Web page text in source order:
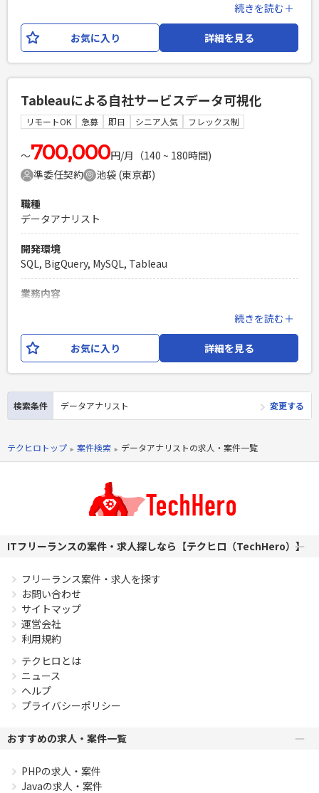
テクヒロトップ 案件検索 データアナリストの求人・案件一覧
ンスの分解と可視化を行い、 データ分析の実行まで一貫して
遂行します。 【業務内容】 ・BIツールを使用し集計、分析、
考察 ・KPIを設計 ・分析結果や考察内容を資料化 ・分析内容
するツール/言語】 Tableau・SQL
必須スキル
・SQLを使ったデータ集計経験（2年以上） ・分析に関わる業
務経験（1年以上）
PHPを用いたWebサービスの開発経験4年以上
Laravelを用いた開発経験1年以上
エンジニア複数人のチームでの開発経験
続きを読む＋
お気に入り 詳細を見る
Tableauによる自社サービスデータ可視化
リモートOK 急募 即日 シニア人気 フレックス制
〜700,000円/月（140 ~ 180時間)
準委任契約
池袋 (東京都)
職種
データアナリスト
開発環境
SQL, BigQuery, MySQL, Tableau
業務内容
ご担当いただけます。 ・Tableauによるデータの見える化
（レポーティング・KPIダッシュボード作成） ・SQLを用いた
大規模データベースのデータハンドリングや分析環境の整備
分析オペレーション改善、社内へのナレッジシェア
・Tableau経験 ・レポーティング、KPIダッシュボード作成経
験 ・分析結果に基づく解決策の提案が1人称で可能なこと
PHPを用いたWebサービスの開発経験4年以上
Laravelを用いた開発経験1年以上
エンジニア複数人のチームでの開発経験
続きを読む＋
お気に入り 詳細を見る
検索条件 データアナリスト 変更する
ITフリーランスの案件・求人探しなら【テクヒロ（TechHero）】
フリーランス案件・求人を探す
お問い合わせ
サイトマップ
運営会社
利用規約
テクヒロとは
ニュース
ヘルプ
プライバシーポリシー
おすすめの求人・案件一覧
PHPの求人・案件
Javaの求人・案件